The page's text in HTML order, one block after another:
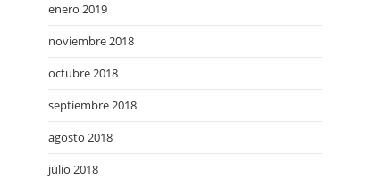
enero 2019
noviembre 2018
octubre 2018
septiembre 2018
agosto 2018
julio 2018